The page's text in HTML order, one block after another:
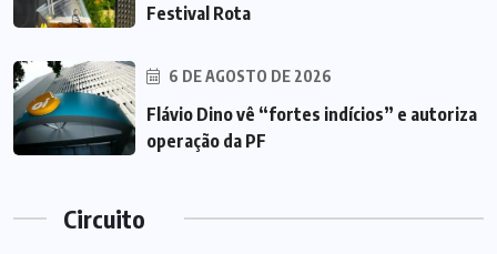
Festival Rota
6 DE AGOSTO DE 2026
Flávio Dino vê “fortes indícios” e autoriza
operação da PF
Circuito